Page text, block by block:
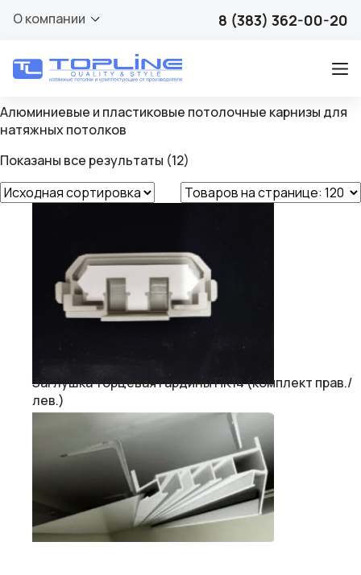
О компании 8 (383) 362-00-20
Карнизы для
натяжных потолков
Алюминиевые и пластиковые потолочные карнизы для
натяжных потолков
Показаны все результаты (12)
Заглушка торцевая гардины ПК14 (комплект прав./
лев.)